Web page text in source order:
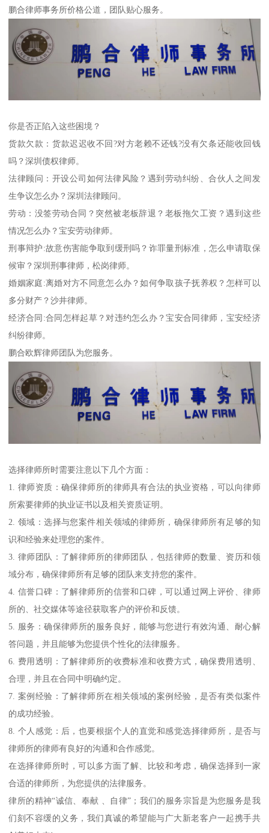
鹏合律师事务所价格公道，团队贴心服务。
你是否正陷入这些困境？
货款欠款：货款迟迟收不回?对方老赖不还钱?没有欠条还能收回钱
吗？深圳债权律师。
法律顾问：开设公司如何法律风险？遇到劳动纠纷、合伙人之间发
生争议怎么办？深圳法律顾问。
劳动：没签劳动合同？突然被老板辞退？老板拖欠工资？遇到这些
情况怎么办？宝安劳动律师。
刑事辩护:故意伤害能争取到缓刑吗？诈罪量刑标准，怎么申请取保
候审？深圳刑事律师，松岗律师。
婚姻家庭:离婚对方不同意怎么办？如何争取孩子抚养权？怎样可以
多分财产？沙井律师。
经济合同:合同怎样起草？对违约怎么办？宝安合同律师，宝安经济
纠纷律师。
鹏合欧辉律师团队为您服务。
选择律师所时需要注意以下几个方面：
1. 律师资质：确保律师所的律师具有合法的执业资格，可以向律师
所索要律师的执业证书以及相关资质证明。
2. 领域：选择与您案件相关领域的律师所，确保律师所有足够的知
识和经验来处理您的案件。
3. 律师团队：了解律师所的律师团队，包括律师的数量、资历和领
域分布，确保律师所有足够的团队来支持您的案件。
4. 信誉口碑：了解律师所的信誉和口碑，可以通过网上评价、律师
所的、社交媒体等途径获取客户的评价和反馈。
5. 服务：确保律师所的服务良好，能够与您进行有效沟通、耐心解
答问题，并且能够为您提供个性化的法律服务。
6. 费用透明：了解律师所的收费标准和收费方式，确保费用透明、
合理，并且在合同中明确约定。
7. 案例经验：了解律师所在相关领域的案例经验，是否有类似案件
的成功经验。
8. 个人感觉：后，也要根据个人的直觉和感觉选择律师所，是否与
律师所的律师有良好的沟通和合作感觉。
在选择律师所时，可以多方面了解、比较和考虑，确保选择到一家
合适的律师所，为您提供的法律服务。
律所的精神“诚信、奉献 、自律”；我们的服务宗旨是为您服务是我
们刻不容缓的义务，我们真诚的希望能与广大新老客户一起携手共